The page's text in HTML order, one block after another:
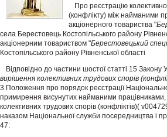
Про реєстрацію
(конфлікту) між найманими
акціонерного товариства "
села Берестовець Костопільського району
акціонерним товариством "Берестовецький
Костопільського району Рівненської області
Відповідно до частини шостої статті 15 Закону
вирішення колективних трудових спорів
3 Положення про порядок реєстрації
примирення висунутих найманими
колективних трудових спорів (конфліктів)(
наказом Національної служби посередництва і
47: